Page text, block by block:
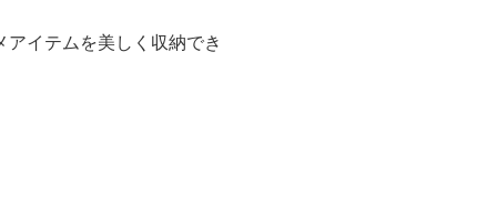
イテムを美しく収納でき